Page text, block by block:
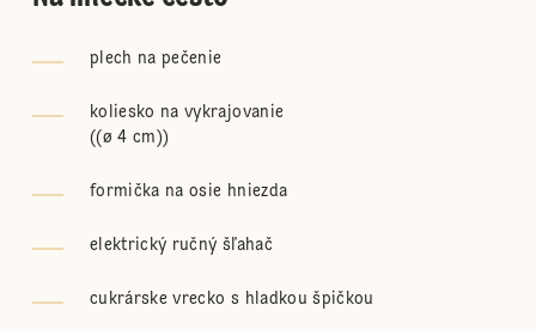
plech na pečenie
koliesko na vykrajovanie
((ø 4 cm))
formička na osie hniezda
elektrický ručný šľahač
cukrárske vrecko s hladkou špičkou